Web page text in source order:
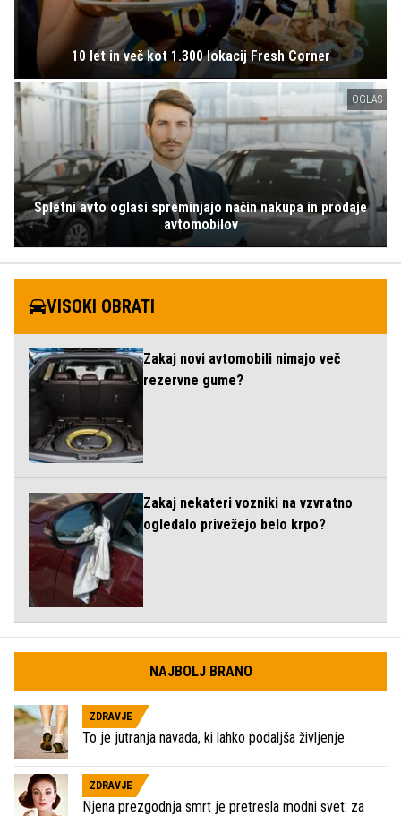
10 let in več kot 1.300 lokacij Fresh Corner
OGLAS
Spletni avto oglasi spreminjajo način nakupa in prodaje
avtomobilov
VISOKI OBRATI
Zakaj novi avtomobili nimajo več
rezervne gume?
Zakaj nekateri vozniki na vzvratno
ogledalo privežejo belo krpo?
NAJBOLJ BRANO
ZDRAVJE
To je jutranja navada, ki lahko podaljša življenje
ZDRAVJE
Njena prezgodnja smrt je pretresla modni svet: za